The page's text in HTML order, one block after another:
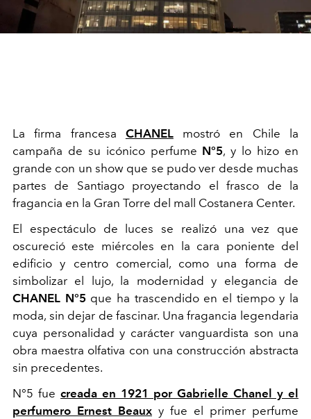
La firma francesa CHANELmostró en Chile la
campaña de su icónico perfume N°5, y lo hizo en
grande con un show que se pudo ver desde muchas
partes de Santiago proyectando el frasco de la
fragancia en la Gran Torre del mall Costanera Center.
El espectáculo de luces se realizó una vez que
oscureció este miércoles en la cara poniente del
edificio y centro comercial, como una forma de
simbolizar el lujo, la modernidad y elegancia de
CHANEL N°5 que ha trascendido en el tiempo y la
moda, sin dejar de fascinar. Una fragancia legendaria
cuya personalidad y carácter vanguardista son una
obra maestra olfativa con una construcción abstracta
sin precedentes.
N°5 fue creada en 1921 por Gabrielle Chanel y el
perfumero Ernest Beaux y fue el primer perfume